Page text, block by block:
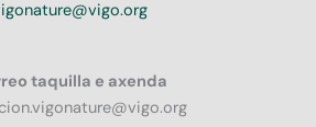
taquilla e axenda